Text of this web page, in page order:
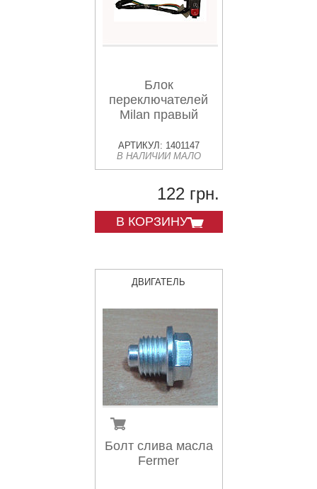
Блок
переключателей
Milan правый
АРТИКУЛ: 1401147
В НАЛИЧИИ МАЛО
122 грн.
В КОРЗИНУ
ДВИГАТЕЛЬ
Болт слива масла
Fermer